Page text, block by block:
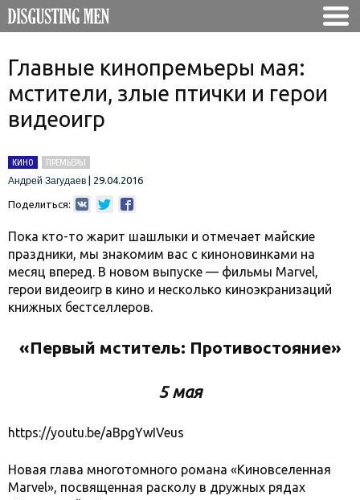
Главные кинопремьеры мая:
мстители, злые птички и герои
видеоигр
КИНО
ПРЕМЬЕРЫ
Андрей Загудаев
29.04.2016
Поделиться:
Пока кто-то жарит шашлыки и отмечает майские
праздники, мы знакомим вас с киноновинками на
месяц вперед. В новом выпуске — фильмы Marvel,
герои видеоигр в кино и несколько киноэкранизаций
книжных бестселлеров.
«Первый мститель: Противостояние»
5 мая
https://youtu.be/aBpgYwIVeus
Новая глава многотомного романа «Киновселенная
Marvel», посвященная расколу в дружных рядах